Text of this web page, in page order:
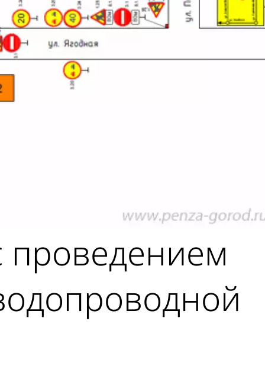
проведением